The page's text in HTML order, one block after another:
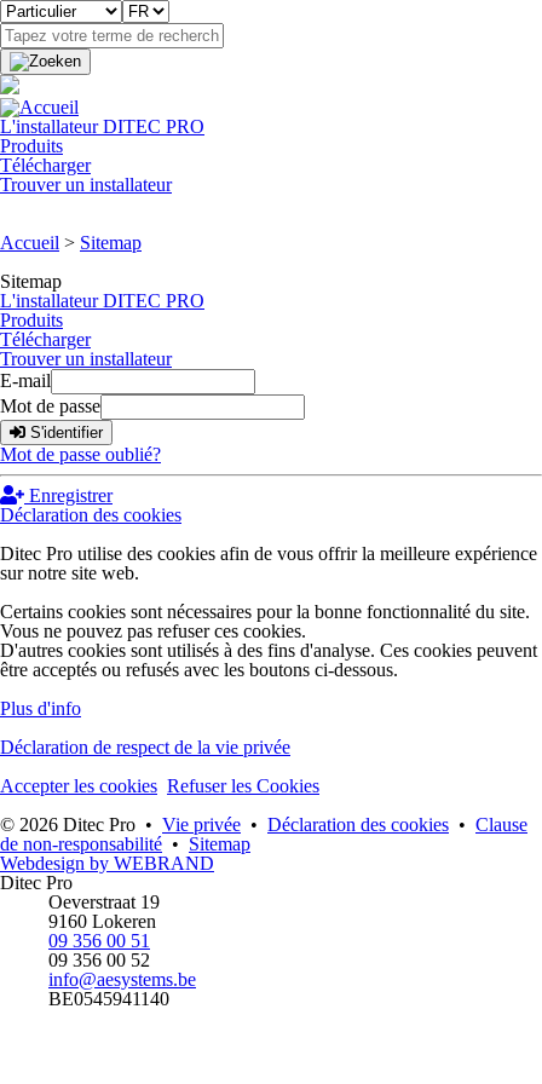
Recherche
L'installateur DITEC PRO
Produits
Télécharger
Trouver un installateur
Accueil > Sitemap
Sitemap
L'installateur DITEC PRO
Produits
Télécharger
Trouver un installateur
E-mail
Mot de passe
S'identifier
Mot de passe oublié?
Enregistrer
Déclaration des cookies
Ditec Pro utilise des cookies afin de vous offrir la meilleure expérience
sur notre site web.
Certains cookies sont nécessaires pour la bonne fonctionnalité du site.
Vous ne pouvez pas refuser ces cookies.
D'autres cookies sont utilisés à des fins d'analyse. Ces cookies peuvent
être acceptés ou refusés avec les boutons ci-dessous.
Plus d'info
Déclaration de respect de la vie privée
Accepter les cookies Refuser les Cookies
© 2026 Ditec Pro • Vie privée • Déclaration des cookies • Clause
de non-responsabilité • Sitemap
Webdesign by WEBRAND
Ditec Pro
Oeverstraat 19
9160 Lokeren
09 356 00 51
09 356 00 52
info@aesystems.be
BE0545941140